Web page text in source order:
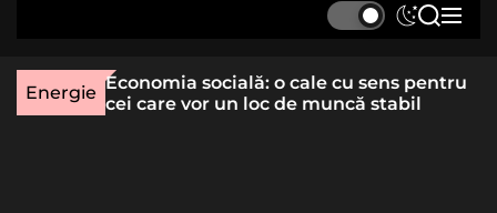
S
t
c
S
r
M
u
Energie
rară
Economia socială: o cale cu sens pentru
cei care vor un loc de muncă stabil